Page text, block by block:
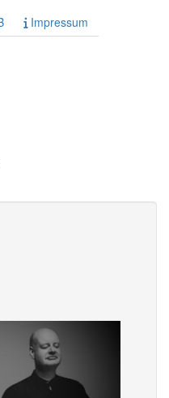
Impressum